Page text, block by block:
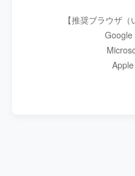
【推奨ブラウザ（
Google